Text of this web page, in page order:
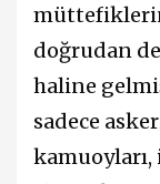
müttefiklerin
doğrudan
haline
sadece